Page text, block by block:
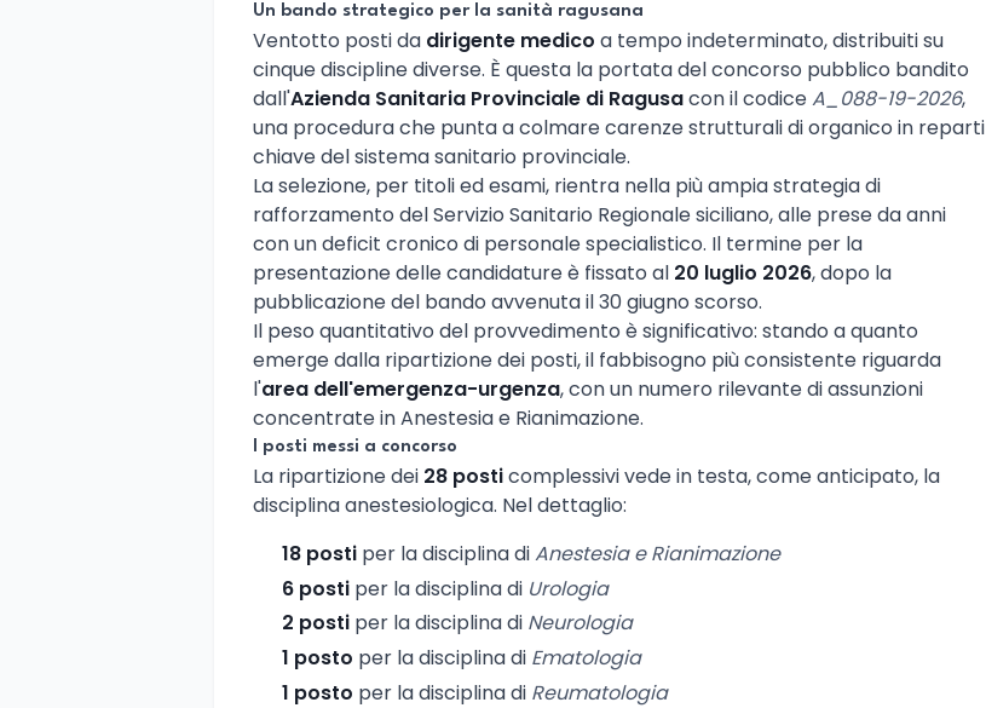
Un bando strategico per la sanità ragusana
Ventotto posti da dirigente medico a tempo indeterminato, distribuiti su
cinque discipline diverse. È questa la portata del concorso pubblico bandito
dall'Azienda Sanitaria Provinciale di Ragusacon il codiceA_088-19-2026,
una procedura che punta a colmare carenze strutturali di organico in reparti
chiave del sistema sanitario provinciale.
La selezione, per titoli ed esami, rientra nella più ampia strategia di
rafforzamento del Servizio Sanitario Regionale siciliano, alle prese da anni
con un deficit cronico di personale specialistico. Il termine per la
presentazione delle candidature è fissato al 20 luglio 2026, dopo la
pubblicazione del bando avvenuta il 30 giugno scorso.
Il peso quantitativo del provvedimento è significativo: stando a quanto
emerge dalla ripartizione dei posti, il fabbisogno più consistente riguarda
l'area dell'emergenza-urgenza, con un numero rilevante di assunzioni
concentrate in Anestesia e Rianimazione.
I posti messi a concorso
La ripartizione dei 28 posticomplessivi vede in testa, come anticipato, la
disciplina anestesiologica. Nel dettaglio:
18 posti per la disciplina diAnestesia e Rianimazione
6 posti per la disciplina di Urologia
2 posti per la disciplina di Neurologia
1 posto per la disciplina di Ematologia
1 posto per la disciplina di Reumatologia